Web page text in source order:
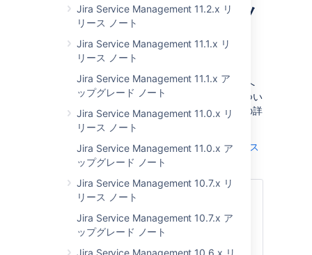
Jira Service Management 11.2.x リ
リース ノート
Jira Service Management 11.1.x リ
リース ノート
Jira Service Management 11.1.x ア
ップグレード ノート
Jira Service Management 11.0.x リ
リース ノート
Jira Service Management 11.0.x ア
ップグレード ノート
Jira Service Management 10.7.x リ
リース ノート
Jira Service Management 10.7.x ア
ップグレード ノート
Jira Service Management 10.6.x リ
アップグレード ノ
ート
ここでは、Jira Service Management 5.2.x
へ
のアップグレードに関する重要な注意事項につい
て説明します。このリリースの新機能や改善の詳
細については、次のページをご確認ください。
Jira Service Management 5.2.x リリース
ノート
次のセクションにジャンプ
アップグレード ノート